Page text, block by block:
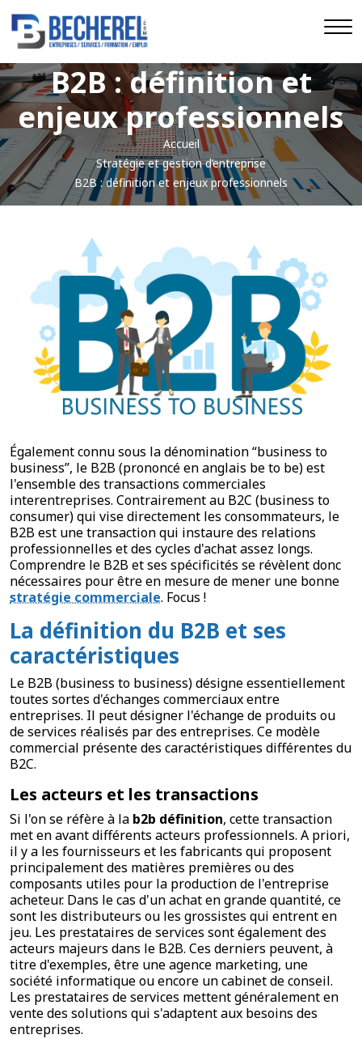
B2B : définition et
enjeux professionnels
Accueil
Stratégie et gestion d’entreprise
B2B : définition et enjeux professionnels
Également connu sous la dénomination “business to
business”, le B2B (prononcé en anglais be to be) est
l'ensemble des transactions commerciales
interentreprises. Contrairement au B2C (business to
consumer) qui vise directement les consommateurs, le
B2B est une transaction qui instaure des relations
professionnelles et des cycles d'achat assez longs.
Comprendre le B2B et ses spécificités se révèlent donc
nécessaires pour être en mesure de mener une bonne
stratégie commerciale. Focus !
La définition du B2B et ses
caractéristiques
Le B2B (business to business) désigne essentiellement
toutes sortes d'échanges commerciaux entre
entreprises. Il peut désigner l'échange de produits ou
de services réalisés par des entreprises. Ce modèle
commercial présente des caractéristiques différentes du
B2C.
Les acteurs et les transactions
Si l'on se réfère à la b2b définition, cette transaction
met en avant différents acteurs professionnels. A priori,
il y a les fournisseurs et les fabricants qui proposent
principalement des matières premières ou des
composants utiles pour la production de l'entreprise
acheteur. Dans le cas d'un achat en grande quantité, ce
sont les distributeurs ou les grossistes qui entrent en
jeu. Les prestataires de services sont également des
acteurs majeurs dans le B2B. Ces derniers peuvent, à
titre d'exemples, être une agence marketing, une
société informatique ou encore un cabinet de conseil.
Les prestataires de services mettent généralement en
vente des solutions qui s'adaptent aux besoins des
entreprises.